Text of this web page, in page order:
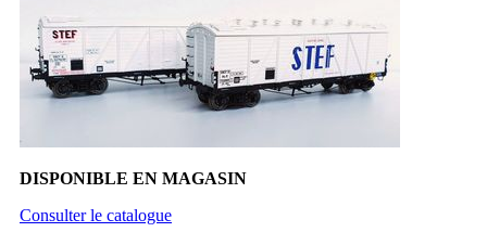
DISPONIBLE EN MAGASIN
Consulter le catalogue